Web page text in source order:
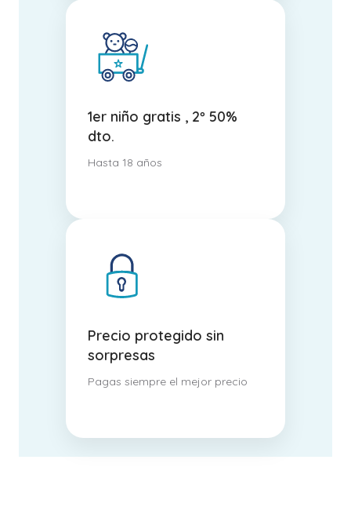
1er niño gratis , 2º 50%
dto.
Hasta 18 años
Precio protegido sin
sorpresas
Pagas siempre el mejor precio